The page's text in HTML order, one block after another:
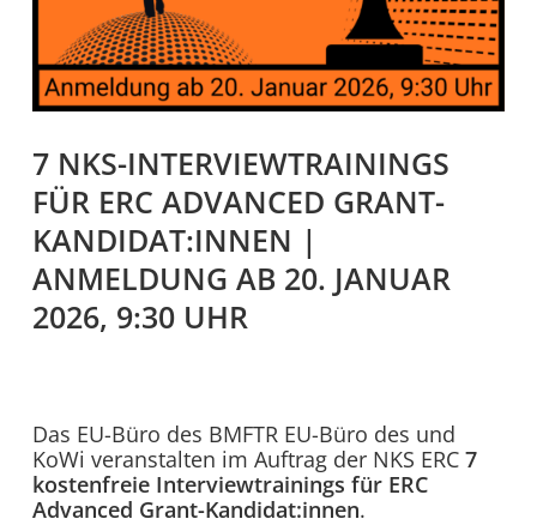
7 NKS-INTERVIEWTRAININGS
FÜR ERC ADVANCED GRANT-
KANDIDAT:INNEN |
ANMELDUNG AB 20. JANUAR
2026, 9:30 UHR
Das EU-Büro des BMFTR EU-Büro des und
KoWi veranstalten im Auftrag der NKS ERC 7
kostenfreie Interviewtrainings für ERC
Advanced Grant-Kandidat:innen.